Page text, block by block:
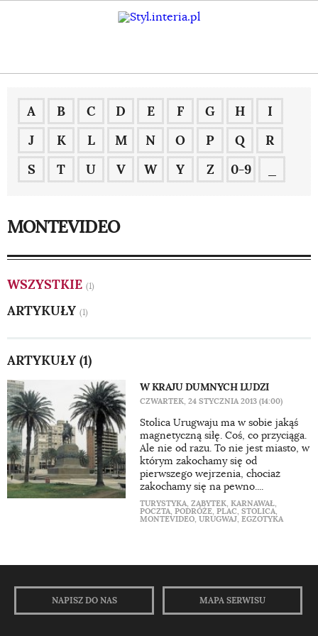
A B C D E F G H
I
J
K L M N O P Q
R
S
T U V W Y Z 0-9
MONTEVIDEO
WSZYSTKIE (1)
ARTYKUŁY (1)
ARTYKUŁY (1)
W KRAJU DUMNYCH LUDZI
CZWARTEK, 24 STYCZNIA 2013 (14:00)
Stolica Urugwaju ma w sobie jakąś
magnetyczną siłę. Coś, co przyciąga.
Ale nie od razu. To nie jest miasto, w
którym zakochamy się od
pierwszego wejrzenia, chociaż
zakochamy się na pewno....
TURYSTYKA, ZABYTEK, KARNAWAŁ,
POCZTA, PODRÓŻE, PLAC, STOLICA,
MONTEVIDEO, URUGWAJ, EGZOTYKA
NAPISZ DO NAS MAPA SERWISU